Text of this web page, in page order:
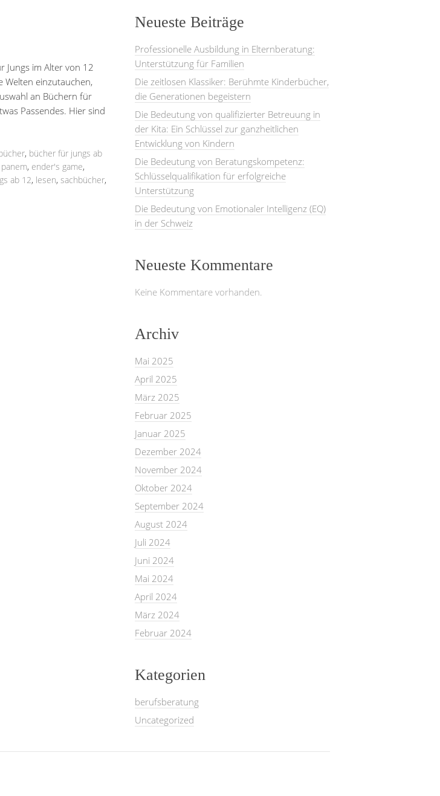
Jungs im Alter von 12
Welten einzutauchen,
an Büchern für
Passendes. Hier sind
, bücher für jungs ab
, ender's game,
ab 12, lesen, sachbücher,
Neueste Beiträge
Professionelle Ausbildung in Elternberatung:
Unterstützung für Familien
Die zeitlosen Klassiker: Berühmte Kinderbücher,
die Generationen begeistern
Die Bedeutung von qualifizierter Betreuung in
der Kita: Ein Schlüssel zur ganzheitlichen
Entwicklung von Kindern
Die Bedeutung von Beratungskompetenz:
Schlüsselqualifikation für erfolgreiche
Unterstützung
Die Bedeutung von Emotionaler Intelligenz (EQ)
in der Schweiz
Neueste Kommentare
Keine Kommentare vorhanden.
Archiv
Mai 2025
April 2025
März 2025
Februar 2025
Januar 2025
Dezember 2024
November 2024
Oktober 2024
September 2024
August 2024
Juli 2024
Juni 2024
Mai 2024
April 2024
März 2024
Februar 2024
Kategorien
berufsberatung
Uncategorized